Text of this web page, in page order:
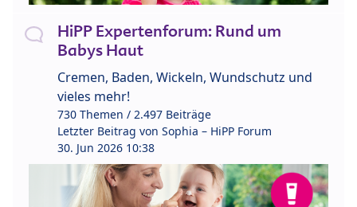
HiPP Expertenforum: Rund um
Babys Haut
Cremen, Baden, Wickeln, Wundschutz und
vieles mehr!
730 Themen / 2.497 Beiträge
Letzter Beitrag von Sophia – HiPP Forum
30. Jun 2026 10:38